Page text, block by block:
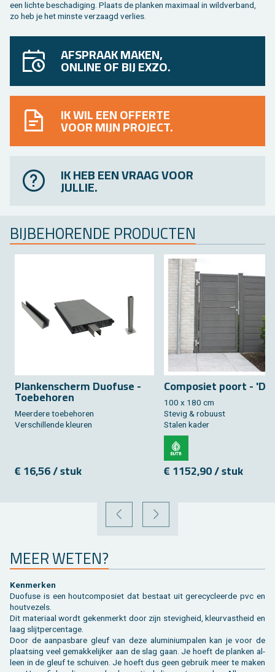
een lich­te be­scha­di­ging. Plaats de plan­ken maxi­maal in wild­ver­band,
zo heb je het min­ste ver­zaagd ver­lies.
AFSPRAAK MAKEN,
ONLINE OF BIJ EXZO.
IK WIL EEN OFFERTE
VOOR MIJN PROJECT.
IK HEB EEN VRAAG VOOR
JULLIE.
BIJ­BE­HO­REN­DE PRO­DUC­TEN
Plan­ken­scherm Duo­fu­se -
Toe­be­ho­ren
Meer­de­re toe­behoren
Ver­schil­len­de kleu­ren
€ 16,56 / stuk
Com­po­siet poort -
100 x 180 cm
Ste­vig & ro­buust
Sta­len kader
€ 1152,90 / stuk
VORIGE VOLGENDE
MEER WETEN?
Ken­mer­ken
Duo­fu­se is een hout­com­po­siet dat be­staat uit ge­re­cy­cleer­de pvc en
hout­ve­zels.
Dit ma­te­ri­aal wordt ge­ken­merkt door zijn ste­vig­heid, kleur­vast­heid en
laag slijt­per­cen­ta­ge.
Door de aan­pas­ba­re gleuf van deze alu­mi­ni­um­pa­len kan je voor de
plaat­sing veel ge­mak­ke­lij­ker aan de slag gaan. Je hoeft de plan­ken al­
leen in de gleuf te schui­ven. Je hoeft dus geen ge­bruik meer te maken